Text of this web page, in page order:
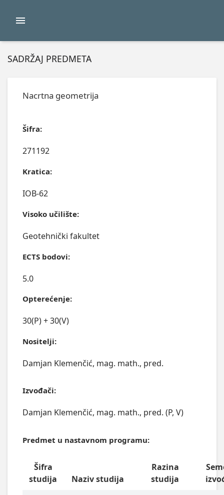
SADRŽAJ PREDMETA
Nacrtna geometrija
Šifra:
271192
Kratica:
IOB-62
Visoko učilište:
Geotehnički fakultet
ECTS bodovi:
5.0
Opterećenje:
30(P) + 30(V)
Nositelji:
Damjan Klemenčić, mag. math., pred.
Izvođači:
Damjan Klemenčić, mag. math., pred. (P, V)
Predmet u nastavnom programu:
Šifra
studija
Naziv studija
Razina
studija